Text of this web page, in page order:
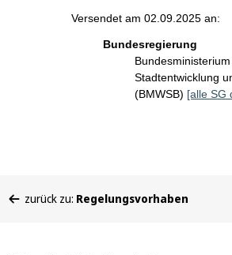
Versendet am 02.09.2025 an:
Bundesregierung
Bundesministerium
Stadtentwicklung
(BMWSB) [alle SG
befinden
zurück zu: Regelungsvorhaben